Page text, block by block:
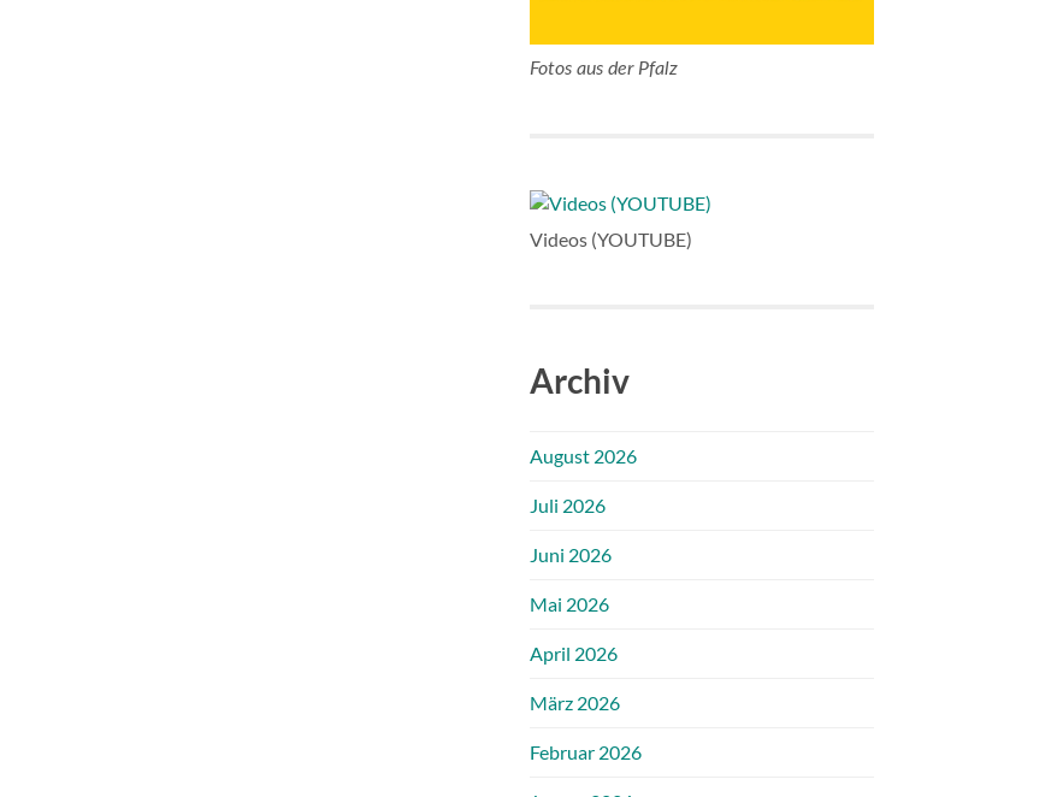
Fotos aus der Pfalz
Videos (YOUTUBE)
Archiv
August 2026
Juli 2026
Juni 2026
Mai 2026
April 2026
März 2026
Februar 2026